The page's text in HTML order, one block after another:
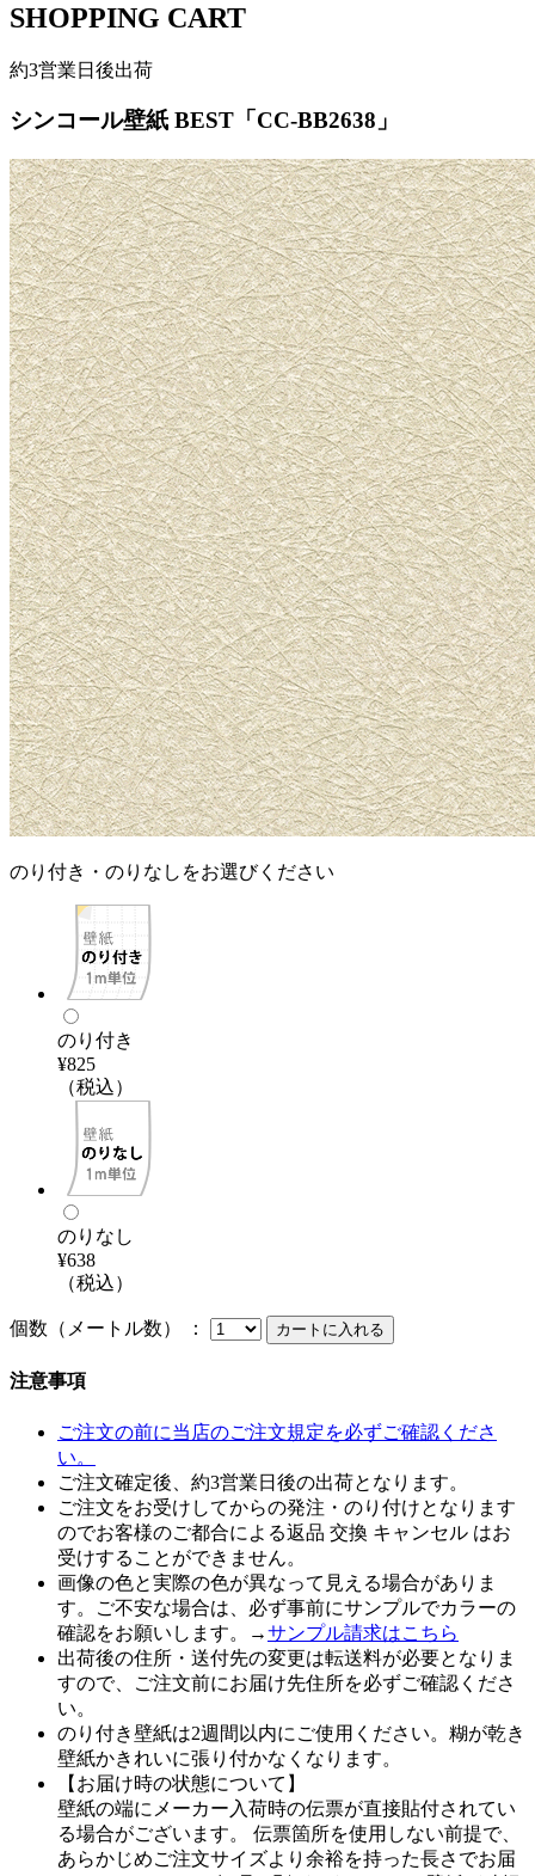
SHOPPING CART
約3営業日後出荷
シンコール壁紙 BEST「CC-BB2638」
のり付き・のりなしをお選びください
のり付き
¥825
（税込）
のりなし
¥638
（税込）
個数（メートル数） ：
注意事項
ご注文の前に当店のご注文規定を必ずご確認くださ
い。
ご注文確定後、約3営業日後の出荷となります。
ご注文をお受けしてからの発注・のり付けとなります
のでお客様のご都合による返品 交換 キャンセル はお
受けすることができません。
画像の色と実際の色が異なって見える場合がありま
す。ご不安な場合は、必ず事前にサンプルでカラーの
確認をお願いします。→サンプル請求はこちら
出荷後の住所・送付先の変更は転送料が必要となりま
すので、ご注文前にお届け先住所を必ずご確認くださ
い。
のり付き壁紙は2週間以内にご使用ください。糊が乾き
壁紙かきれいに張り付かなくなります。
【お届け時の状態について】
壁紙の端にメーカー入荷時の伝票が直接貼付されてい
る場合がございます。 伝票箇所を使用しない前提で、
あらかじめご注文サイズより余裕を持った長さでお届